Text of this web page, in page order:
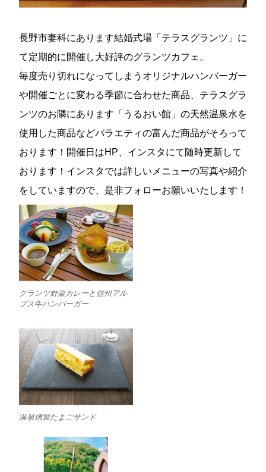
長野市妻科にあります結婚式場「テラスグランツ」に
て定期的に開催し大好評のグランツカフェ。
毎度売り切れになってしまうオリジナルハンバーガー
や開催ごとに変わる季節に合わせた商品、テラスグラ
ンツのお隣にあります「うるおい館」の天然温泉水を
使用した商品などバラエティの富んだ商品がそろって
おります！開催日はHP、インスタにて随時更新して
おります！インスタでは詳しいメニューの写真や紹介
をしていますので、是非フォローお願いいたします！
グランツ野菜カレーと信州アル
プス牛ハンバーガー
温泉燻製たまごサンド